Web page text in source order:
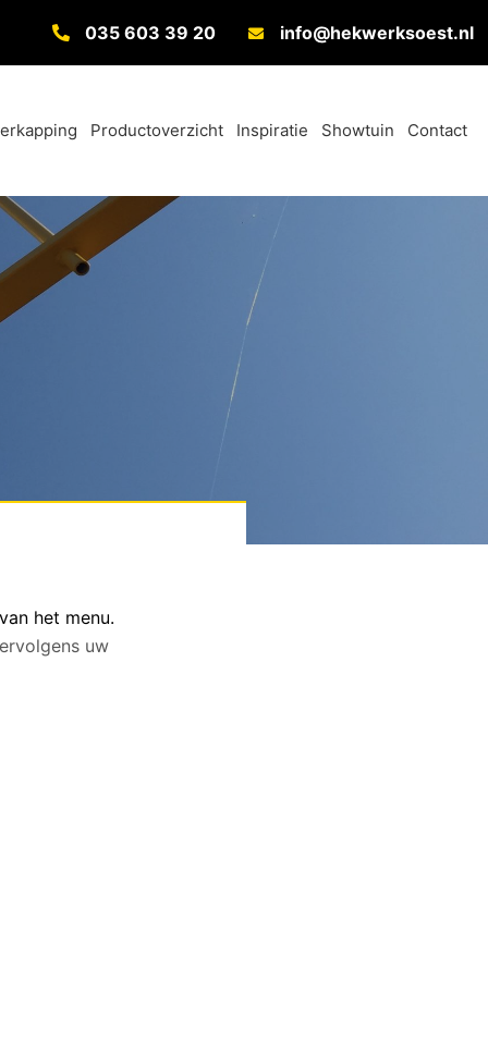
035 603 39 20 info@hekwerksoest.nl
Productoverzicht Inspiratie Showtuin Contact
het menu.
uw